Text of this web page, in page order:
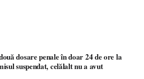
dosare penale în doar 24 de ore la
suspendat, celălalt nu a avut